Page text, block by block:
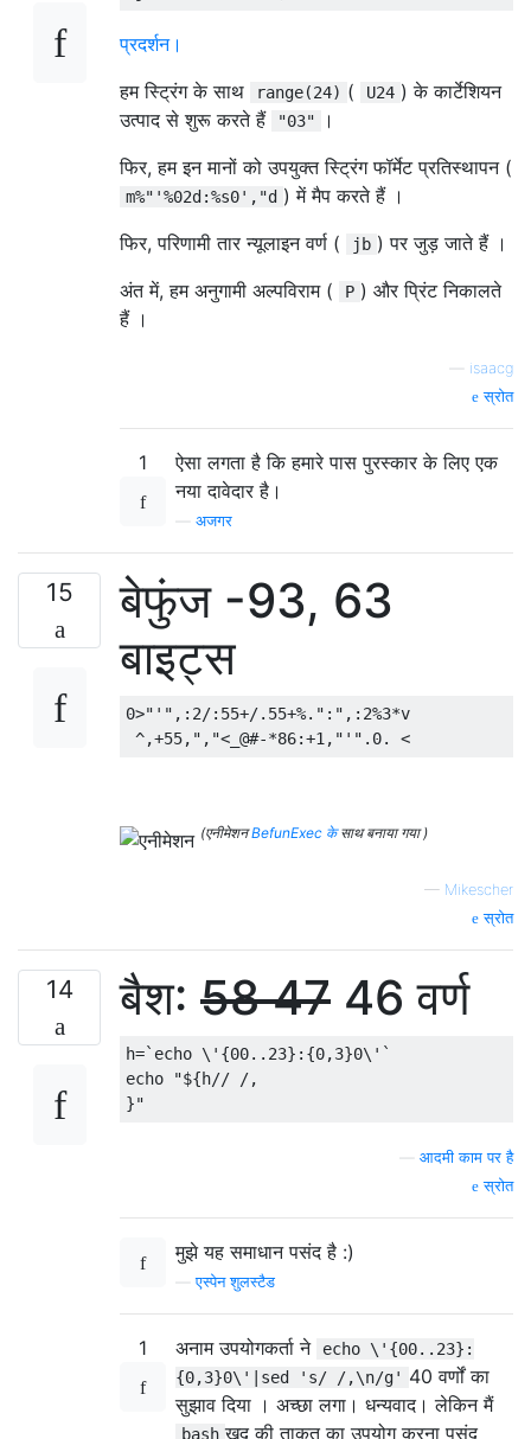
प्रदर्शन।
हम स्ट्रिंग के साथ
range(24) ( U24 ) के कार्टेशियन
उत्पाद से शुरू करते हैं
"03"
।
फिर, हम इन मानों को उपयुक्त स्ट्रिंग फॉर्मेट प्रतिस्थापन (
m%"'%02d:%s0',"d ) में मैप करते हैं ।
फिर, परिणामी तार न्यूलाइन वर्ण (
jb ) पर जुड़ जाते हैं ।
अंत में, हम अनुगामी अल्पविराम (
P ) और प्रिंट निकालते
हैं ।
isaacg
स्रोत
1
ऐसा लगता है कि हमारे पास पुरस्कार के लिए एक
नया दावेदार है।
अजगर
15
बेफुंज -93, 63
बाइट्स
0>"'",:2/:55+/.55+%.":",:2%3*v
(एनीमेशनBefunExec केसाथ बनाया गया )
— Mikescher
स्रोत
14 बैश: 5847 46 वर्ण
h=`echo \'{00..23}:{0,3}0\'`
echo
"${h// /,
}"
आदमी काम पर है
स्रोत
मुझे यह समाधान पसंद है :)
—एस्पेन शुलस्टैड
1 अनाम उपयोगकर्ता ने
echo \'{00..23}:
{0,3}0\'|sed 's/ /,\n/g' 40 वर्णों का
सुझाव दिया । अच्छा लगा। धन्यवाद। लेकिन मैं
bash खुद की ताकत का उपयोग करना पसंद